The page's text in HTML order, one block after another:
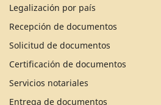
Legalización por país
Recepción de documentos
Solicitud de documentos
Certificación de documentos
Servicios notariales
Entrega de documentos